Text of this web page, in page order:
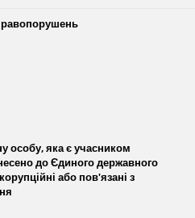
особу, яка є учасником
до Єдиного державного
або пов'язані з